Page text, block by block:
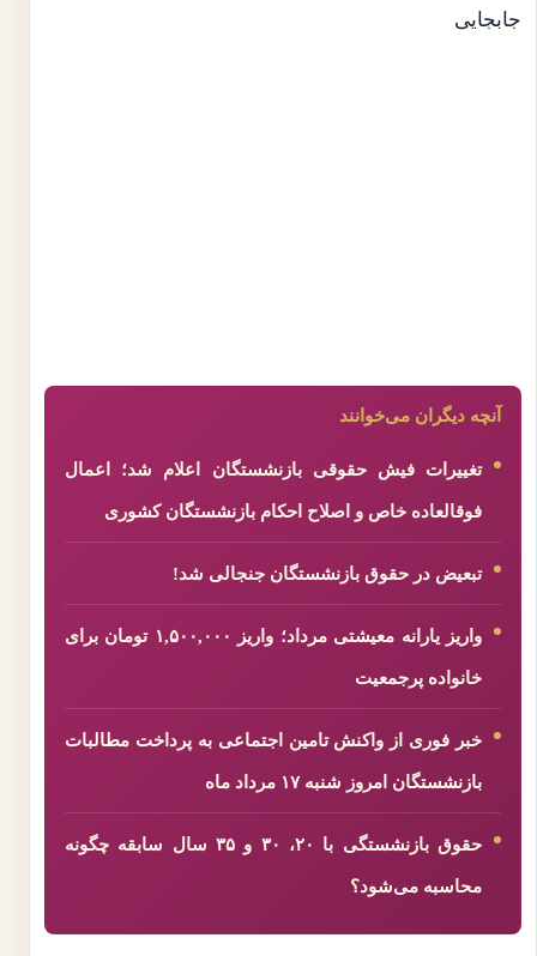
آنچه دیگران می‌خوانند
تغییرات فیش حقوقی بازنشستگان اعلام شد؛ اعمال
فوقالعاده خاص و اصلاح احکام بازنشستگان کشوری
تبعیض در حقوق بازنشستگان جنجالی شد!
واریز یارانه معیشتی مرداد؛ واریز ۱,۵۰۰,۰۰۰ تومان برای
خانواده پرجمعیت
خبر فوری از واکنش تامین اجتماعی به پرداخت مطالبات
بازنشستگان امروز شنبه ۱۷ مرداد ماه
حقوق بازنشستگی با ۲۰، ۳۰ و ۳۵ سال سابقه چگونه
محاسبه می‌شود؟